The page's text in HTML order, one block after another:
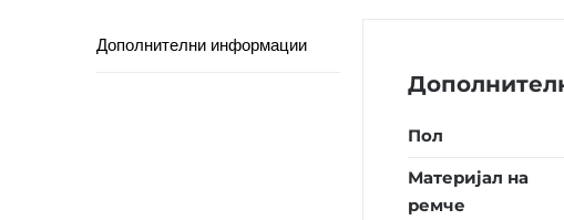
Дополнителни информации
Пол
Материјал на
ремче